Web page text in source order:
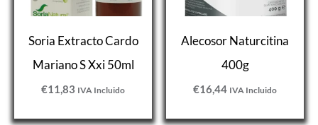
Soria Extracto Cardo
Mariano S Xxi 50ml
€11,83 IVA Incluido
Alecosor Naturcitina
400g
€16,44 IVA Incluido